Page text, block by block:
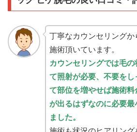
丁寧なカウンセリング
施術頂いています。
カウンセリングでは毛
て照射が必要、不要を
て部位を増やせば施術
が出るはずなのに必要
ました。